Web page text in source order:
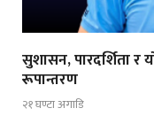
सुशासन, पारदर्शिता र
रूपान्तरण
२१ घण्टा अगाडि